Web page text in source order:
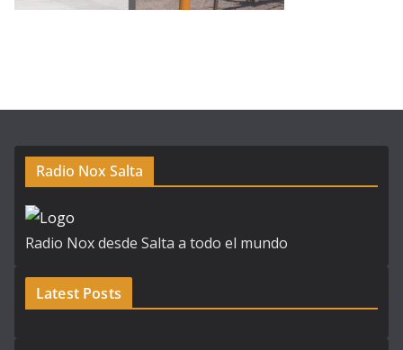
Radio Nox Salta
Radio Nox desde Salta a todo el mundo
Latest Posts